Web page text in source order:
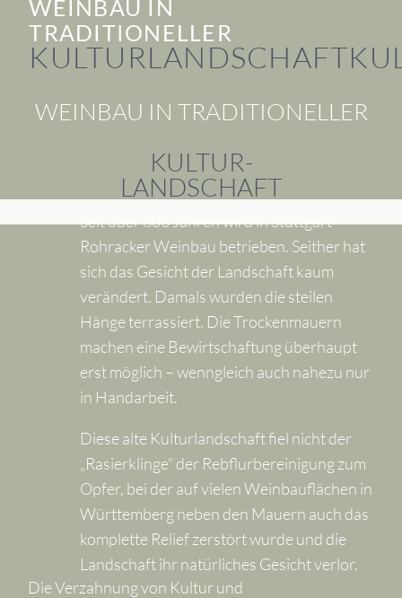
WEINBAU IN
TRADITIONELLER
KULTURLANDSCHAFT
WEINBAU IN TRADITIONELLER
KULTUR-
LANDSCHAFT
Seit über 800 Jahren wird in Stuttgart-
Rohracker Weinbau betrieben. Seither hat
sich das Gesicht der Landschaft kaum
verändert. Damals wurden die steilen
Hänge terrassiert. Die Trockenmauern
machen eine Bewirtschaftung überhaupt
erst möglich – wenngleich auch nahezu nur
in Handarbeit.
Diese alte Kulturlandschaft fiel nicht der
„Rasierklinge“ der Rebflurbereinigung zum
Opfer, bei der auf vielen Weinbauflächen in
Württemberg neben den Mauern auch das
komplette Relief zerstört wurde und die
Landschaft ihr natürliches Gesicht verlor.
Die Verzahnung von Kultur und